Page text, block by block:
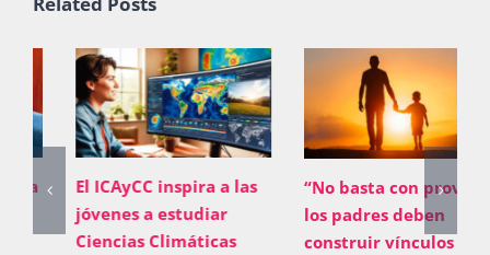
El ICAyCC inspira a las
jóvenes a estudiar
Ciencias Climáticas
“No basta con proveer;
los padres deben
construir vínculos